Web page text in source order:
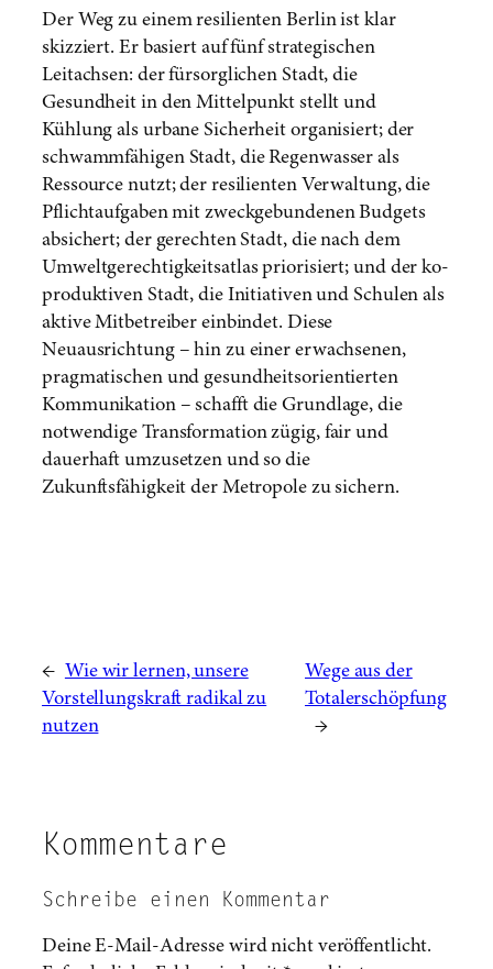
Der Weg zu einem resilienten Berlin ist klar
skizziert. Er basiert auf fünf strategischen
Leitachsen: der fürsorglichen Stadt, die
Gesundheit in den Mittelpunkt stellt und
Kühlung als urbane Sicherheit organisiert; der
schwammfähigen Stadt, die Regenwasser als
Ressource nutzt; der resilienten Verwaltung, die
Pflichtaufgaben mit zweckgebundenen Budgets
absichert; der gerechten Stadt, die nach dem
Umweltgerechtigkeitsatlas priorisiert; und der ko-
produktiven Stadt, die Initiativen und Schulen als
aktive Mitbetreiber einbindet. Diese
Neuausrichtung – hin zu einer erwachsenen,
pragmatischen und gesundheitsorientierten
Kommunikation – schafft die Grundlage, die
notwendige Transformation zügig, fair und
dauerhaft umzusetzen und so die
Zukunftsfähigkeit der Metropole zu sichern.
←
Wie wir lernen, unsere
Vorstellungskraft radikal zu
nutzen
Wege aus der
Totalerschöpfung
→
Kommentare
Schreibe einen Kommentar
Deine E-Mail-Adresse wird nicht veröffentlicht.